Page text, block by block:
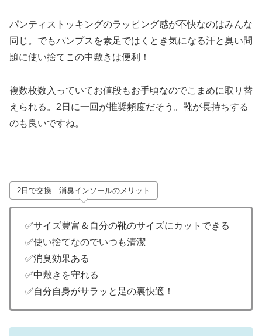
パンティストッキングのラッピング感が不快なのはみんな
同じ。でもパンプスを素足ではくとき気になる汗と臭い問
題に使い捨てこの中敷きは便利！
複数枚数入っていてお値段もお手頃なのでこまめに取り替
えられる。2日に一回が推奨頻度だそう。靴が長持ちする
のも良いですね。
2日で交換 消臭インソールのメリット
✅サイズ豊富＆自分の靴のサイズにカットできる
✅使い捨てなのでいつも清潔
✅消臭効果ある
✅中敷きを守れる
✅自分自身がサラッと足の裏快適！